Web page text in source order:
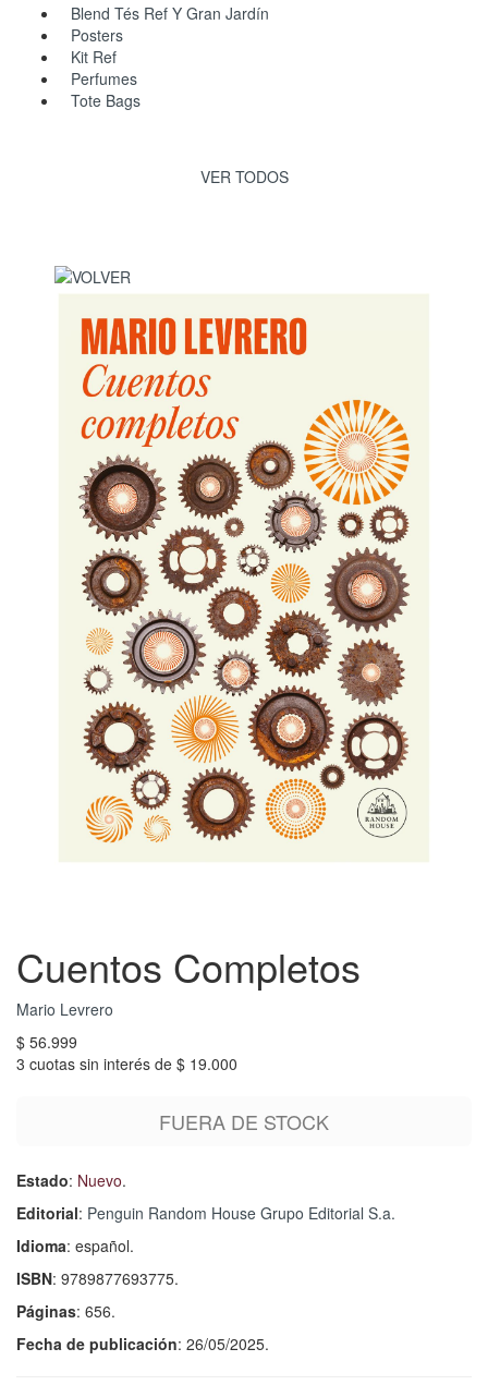
Blend Tés Ref Y Gran Jardín
Posters
Kit Ref
Perfumes
Tote Bags
VER TODOS
Cuentos Completos
Mario Levrero
$ 56.999
3 cuotas sin interés de $ 19.000
FUERA DE STOCK
Estado: Nuevo.
Editorial: Penguin Random House Grupo Editorial S.a.
Idioma: español.
ISBN: 9789877693775.
Páginas: 656.
Fecha de publicación: 26/05/2025.